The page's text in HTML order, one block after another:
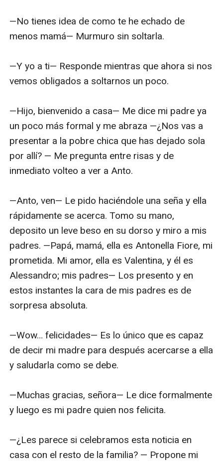
—No tienes idea de como te he echado de
menos mamá— Murmuro sin soltarla.
—Y yo a ti— Responde mientras que ahora si nos
vemos obligados a soltarnos un poco.
—Hijo, bienvenido a casa— Me dice mi padre ya
un poco más formal y me abraza —¿Nos vas a
presentar a la pobre chica que has dejado sola
por allí? — Me pregunta entre risas y de
inmediato volteo a ver a Anto.
—Anto, ven— Le pido haciéndole una seña y ella
rápidamente se acerca. Tomo su mano,
deposito un leve beso en su dorso y miro a mis
padres. —Papá, mamá, ella es Antonella Fiore, mi
prometida. Mi amor, ella es Valentina, y él es
Alessandro; mis padres— Los presento y en
estos instantes la cara de mis padres es de
sorpresa absoluta.
—Wow… felicidades— Es lo único que es capaz
de decir mi madre para después acercarse a ella
y saludarla como se debe.
—Muchas gracias, señora— Le dice formalmente
y luego es mi padre quien nos felicita.
—¿Les parece si celebramos esta noticia en
casa con el resto de la familia? — Propone mi